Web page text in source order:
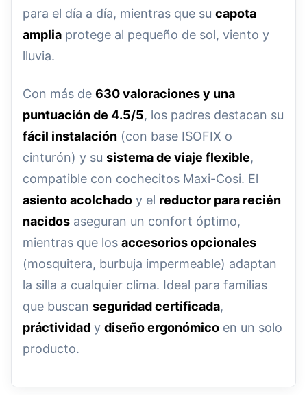
para el día a día, mientras que su capota
amplia protege al pequeño de sol, viento y
lluvia.
Con más de 630 valoraciones y una
puntuación de 4.5/5, los padres destacan su
fácil instalación (con base ISOFIX o
cinturón) y su sistema de viaje flexible,
compatible con cochecitos Maxi-Cosi. El
asiento acolchado y el reductor para recién
nacidos aseguran un confort óptimo,
mientras que los accesorios opcionales
(mosquitera, burbuja impermeable) adaptan
la silla a cualquier clima. Ideal para familias
que buscan seguridad certificada,
práctividad y diseño ergonómico en un solo
producto.